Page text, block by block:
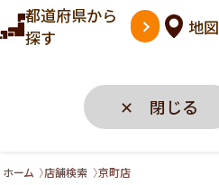
都道府県から
探す
地図
✕ 閉じる
ホーム 店舗検索 京町店